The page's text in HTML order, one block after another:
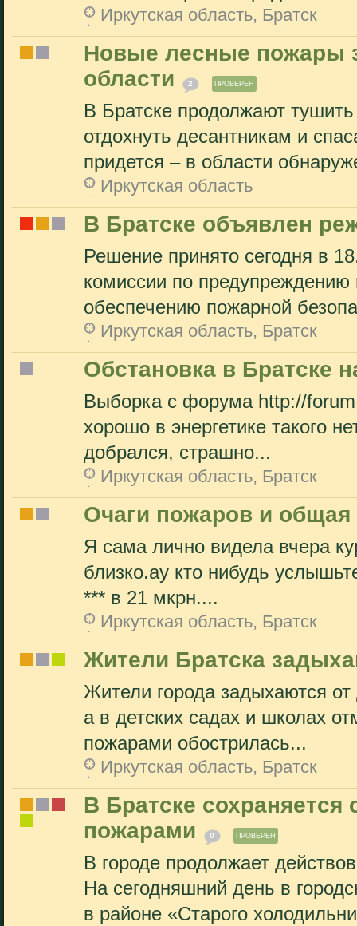
Иркутская область, Братск
Новые лесные пожары
области
2 ПРОВЕРЕН
В Братске продолжают
отдохнуть десантникам и
придется – в области
Иркутская область
В Братске объявлен
Решение принято сегодня в
комиссии по
обеспечению пожарной
Иркутская область, Братск
Обстановка в Братске
Выборка с форума http://
хорошо в энергетике такого
добрался, страшно...
Иркутская область, Братск
Очаги пожаров и общая
Я сама лично видела вчера
близко.ау кто нибудь
*** в 21 мкрн....
Иркутская область, Братск
Жители Братска
Жители города задыхаются
а в детских садах и школах
пожарами обострилась...
Иркутская область, Братск
В Братске
пожарами
0 ПРОВЕРЕН
В городе продолжает
На сегодняшний день в
в районе «Старого